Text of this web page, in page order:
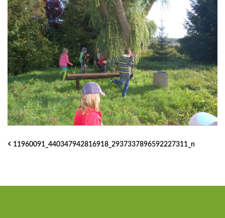
11960091_440347942816918_2937337896592227311_n